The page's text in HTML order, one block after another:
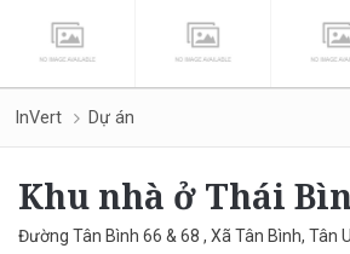
InVert Dự án
Khu nhà ở Thái
Đường Tân Bình 66 & 68 , Xã Tân Bình, Tân